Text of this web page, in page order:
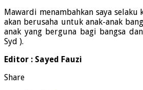
Mawardi menambahkan saya selaku
akan berusaha untuk anak-anak
anak yang berguna bagi bangsa
Syd ).
Editor : Sayed Fauzi
Share